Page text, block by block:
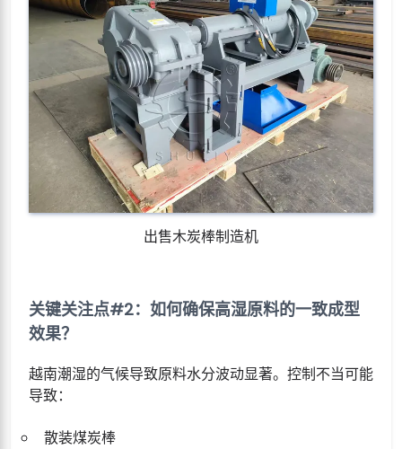
出售木炭棒制造机
关键关注点#2：如何确保高湿原料的一致成型
效果？
越南潮湿的气候导致原料水分波动显著。控制不当可能
导致：
散装煤炭棒